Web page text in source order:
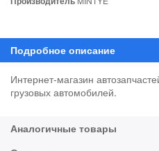
Интернет-магазин
грузовых автомобилей.